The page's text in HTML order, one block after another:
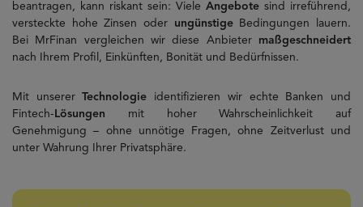
beantragen, kann riskant sein: Viele Angebote sind irreführend,
versteckte hohe Zinsen oder ungünstige
Bedingungen lauern.
Bei MrFinan vergleichen wir diese Anbieter maßgeschneidert
nach Ihrem Profil, Einkünften, Bonität und Bedürfnissen.
Mit unsererTechnologie identifizieren wir echte Banken und
Fintech- Lösungen mit hoher Wahrscheinlichkeit auf
Genehmigung – ohne unnötige Fragen, ohne Zeitverlust und
unter Wahrung Ihrer Privatsphäre.